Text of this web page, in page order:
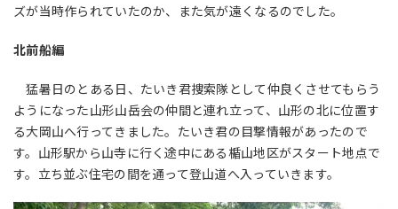
ズが当時作られていたのか、また気が遠くなるのでした。
北前船編
猛暑日のとある日、たいき君捜索隊として仲良くさせてもらう
ようになった山形山岳会の仲間と連れ立って、山形の北に位置す
る大岡山へ行ってきました。たいき君の目撃情報があったので
す。山形駅から山寺に行く途中にある楯山地区がスタート地点で
す。立ち並ぶ住宅の間を通って登山道へ入っていきます。